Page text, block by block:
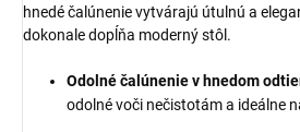
hnedé čalúnenie vytvárajú útulnú a
dokonale dopĺňa moderný stôl.
Odolné čalúnenie v hnedom
odolné voči nečistotám a ideálne